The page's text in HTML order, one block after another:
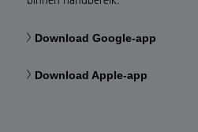
Download Google-app
Download Apple-app